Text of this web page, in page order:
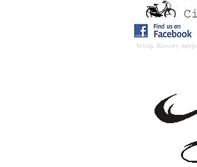
Witaj. Rowery